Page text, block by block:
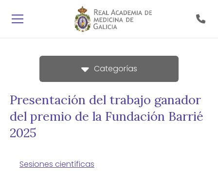
Categorías
Presentación del trabajo ganador
del premio de la Fundación Barrié
2025
Sesiones científicas